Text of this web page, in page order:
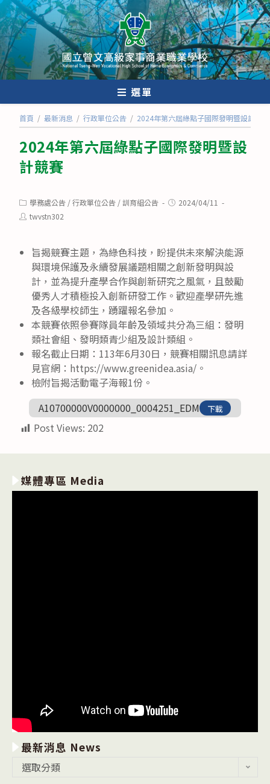
跳
轉
至
主
要
內
選單
首頁 / 最新消息 / 行政單位公告 / 2024年第六屆綠點子國際發明暨設計競賽
2024年第六屆綠點子國際發明暨設
計競賽
Post
category:
學務處公告 /行政單位公告 /訓育組公告
Post2024/04/11
Posttwvstn302
旨揭競賽主題，為綠色科技，盼提供未來解決能源
與環境保護及永續發展議題相關之創新發明與設
計，並為提升產學合作與創新研究之風氣，且鼓勵
優秀人才積極投入創新研發工作。歡迎產學研先進
及各級學校師生，踴躍報名參加。
本競賽依照參賽隊員年齡及領域共分為三組：發明
類社會組、發明類青少組及設計類組。
報名截止日期：113年6月30日，競賽相關訊息請詳
見官網：https://www.greenidea.asia/。
檢附旨揭活動電子海報1份。
A10700000V0000000_0004251_EDM
下載
Post Views: 202
媒體專區 Media
最新消息 News
選取分類